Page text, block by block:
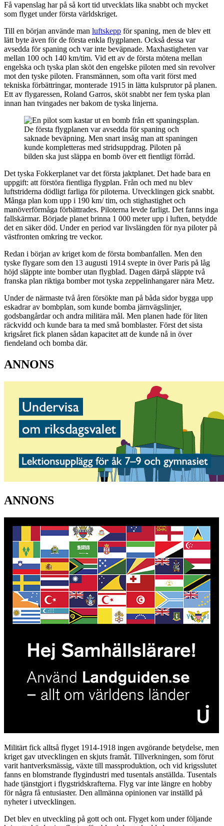
Få vapenslag har på så kort tid utvecklats lika snabbt och mycket
som flyget under första världskriget.
Till en början använde man luftskepp för spaning, men de blev ett
lätt byte även för de första enkla flygplanen. Också dessa var
avsedda för spaning och var inte beväpnade. Maxhastigheten var
mellan 100 och 140 km/tim. Vid ett av de första mötena mellan
engelska och tyska plan sköt den engelske piloten med sin revolver
mot den tyske piloten. Fransmännen, som ofta varit först med
tekniska förbättringar, monterade 1915 in lätta kulsprutor på planen.
Ett av flygaressen, Roland Garros, sköt snabbt ner fem tyska plan
innan han tvingades ner bakom de tyska linjerna.
De första flygplanen var avsedda för spaning och
saknade beväpning. Men snart insåg man att spaningen
kunde kompletteras med stridsuppdrag. Piloten på
bilden ska just släppa en bomb över ett fientligt förråd.
Det tyska Fokkerplanet var det första jaktplanet. Det hade bara en
uppgift: att förstöra fientliga flygplan. Från och med nu blev
luftstriderna dödligt farliga för piloterna. Utvecklingen gick snabbt.
Många plan kom upp i 190 km/ tim, och stighastighet och
manöverförmåga förbättrades. Piloterna levde farligt. Det fanns inga
fallskärmar. Började planet brinna 1 000 meter upp i luften, betydde
det en säker död. Under en period var livslängden för nya piloter på
västfronten omkring tre veckor.
Redan i början av kriget kom de första bombanfallen. Men den
tyske flygare som den 13 augusti 1914 svepte in över Paris på låg
höjd släppte inte bomber utan flygblad. Dagen därpå släppte två
franska plan riktiga bomber mot tyska zeppelinhangarer nära Metz.
Under de närmaste två åren försökte man på båda sidor bygga upp
eskadrar av bombplan, som kunde bomba järnvägslinjer,
godsbangårdar och andra militära mål. Men planen hade för liten
räckvidd och kunde bara ta med små bomblaster. Först det sista
krigsåret fick planen sådan kapacitet att de kunde nå in över
fiendeland och bomba där.
ANNONS
ANNONS
Militärt fick alltså flyget 1914-1918 ingen avgörande betydelse, men
kriget gav utvecklingen en skjuts framåt. Tillverkningen, som förut
varit hantverksmässig, växte till massproduktion, och vid krigsslutet
fanns en blomstrande flygindustri med tusentals anställda. Tusentals
hade tjänstgjort i flygstridskrafterna. Flyg var inte längre en hobby
för några få entusiaster. Den allmänna opinionen var inställd på
nyheter i utvecklingen.
Det blev en utveckling på gott och ont. Flyget kom under följande